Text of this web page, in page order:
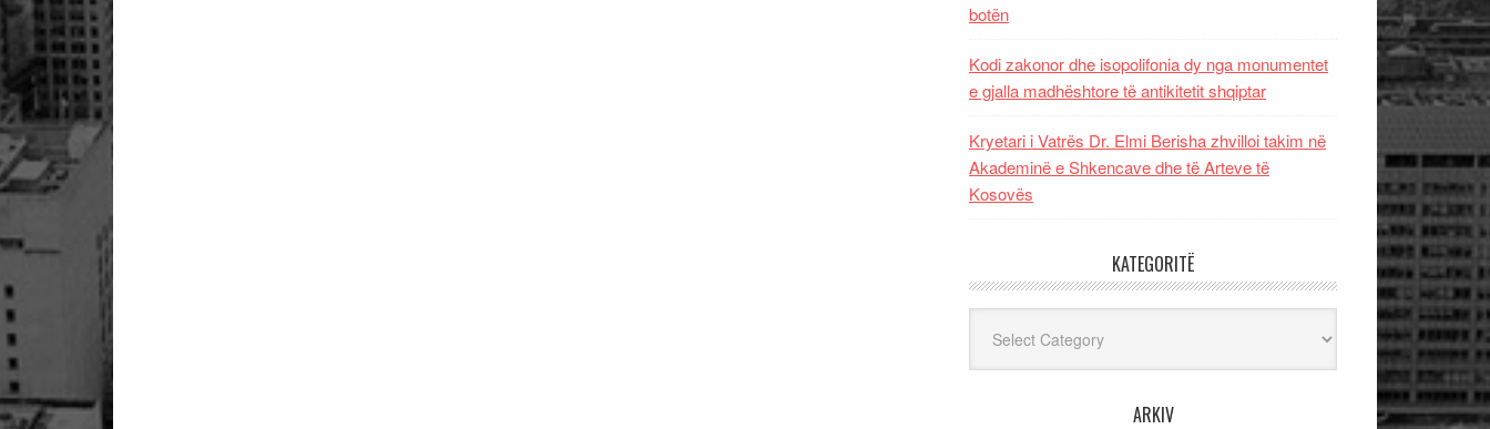
botën
Kodi zakonor dhe isopolifonia dy nga monumentet
e gjalla madhështore të antikitetit shqiptar
Kryetari i Vatrës Dr. Elmi Berisha zhvilloi takim në
Akademinë e Shkencave dhe të Arteve të
Kosovës
KATEGORITË
ARKIV